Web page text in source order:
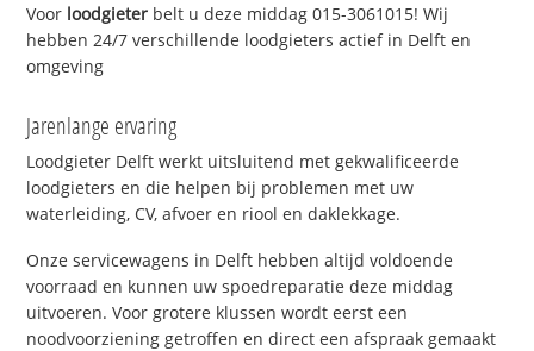
Voor loodgieter belt u deze middag 015-3061015! Wij
hebben 24/7 verschillende loodgieters actief in Delft en
omgeving
Jarenlange ervaring
Loodgieter Delft werkt uitsluitend met gekwalificeerde
loodgieters en die helpen bij problemen met uw
waterleiding, CV, afvoer en riool en daklekkage.
Onze servicewagens in Delft hebben altijd voldoende
voorraad en kunnen uw spoedreparatie deze middag
uitvoeren. Voor grotere klussen wordt eerst een
noodvoorziening getroffen en direct een afspraak gemaakt